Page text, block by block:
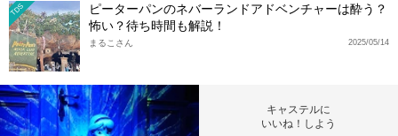
TDS
ピーターパンのネバーランドアドベンチャーは酔う？
怖い？待ち時間も解説！
2025/05/14
まるこさん
キャステルに
いいね！しよう